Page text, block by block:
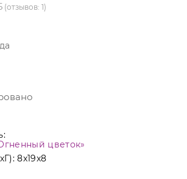
(отзывов: 1)
цветок»
8x19x8